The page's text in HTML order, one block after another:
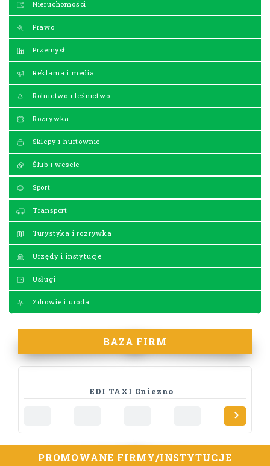
Nieruchomości
Prawo
Przemysł
Reklama i media
Rolnictwo i leśnictwo
Rozrywka
Sklepy i hurtownie
Ślub i wesele
Sport
Transport
Turystyka i rozrywka
Urzędy i instytucje
Usługi
Zdrowie i uroda
BAZA FIRM
EDI TAXI Gniezno
PROMOWANE FIRMY/INSTYTUCJE